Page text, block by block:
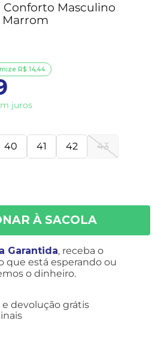
Conforto Masculino
Marrom
juros
R$ 14,44
40 41 42 43
Garantida, receba o
que está esperando ou
o dinheiro.
devolução grátis